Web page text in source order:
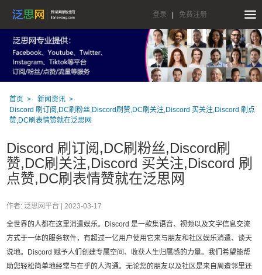
登录 免费注册
首页
新闻资讯
Discord 刷订阅,DC刷粉丝,Discord刷赞,DC刷关注,Discord 买关注,Discord 刷点
赞,DC刷表情赞就在泛思网
Discord 刷订阅,DC刷粉丝,Discord刷
赞,DC刷关注,Discord 买关注,Discord 刷
点赞,DC刷表情赞就在泛思网
作者: 泛思网平台 | 2023-03-17
全世界的人都在这里消遣娱乐。Discord 是一款集语音、视频以及文字信息交流
方式于一体的服务软件，有超过一亿用户使用它来与朋友和社区娱乐消遣、谈天
说地。Discord 赋予人们创建专属空间、收获人生归属感的力量。我们希望能帮
助您轻松简单地经常与在乎的人沟通。无论您的朋友以及社区是来自周遭邻里还